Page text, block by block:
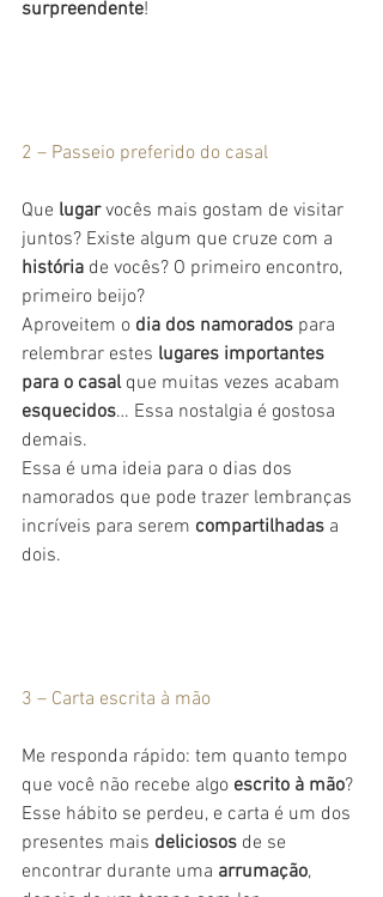
surpreendente!
2 – Passeio preferido do casal
Que lugar vocês mais gostam de visitar
juntos? Existe algum que cruze com a
história de vocês? O primeiro encontro,
primeiro beijo?
Aproveitem o dia dos namorados para
relembrar estes lugares importantes
para o casal que muitas vezes acabam
esquecidos… Essa nostalgia é gostosa
demais.
Essa é uma ideia para o dias dos
namorados que pode trazer lembranças
incríveis para serem compartilhadas a
dois.
3 – Carta escrita à mão
Me responda rápido: tem quanto tempo
que você não recebe algo escrito à mão?
Esse hábito se perdeu, e carta é um dos
presentes mais deliciosos de se
encontrar durante uma arrumação,